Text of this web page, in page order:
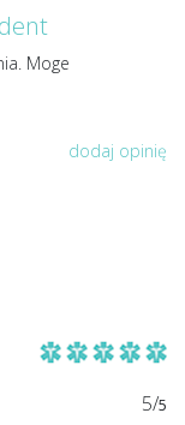
Moge
dodaj opinię
5/5